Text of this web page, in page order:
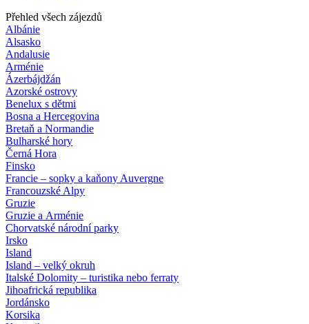
Přehled všech zájezdů
Albánie
Alsasko
Andalusie
Arménie
Ázerbájdžán
Azorské ostrovy
Benelux s dětmi
Bosna a Hercegovina
Bretaň a Normandie
Bulharské hory
Černá Hora
Finsko
Francie – sopky a kaňony Auvergne
Francouzské Alpy
Gruzie
Gruzie a Arménie
Chorvatské národní parky
Irsko
Island
Island – velký okruh
Italské Dolomity – turistika nebo ferraty
Jihoafrická republika
Jordánsko
Korsika